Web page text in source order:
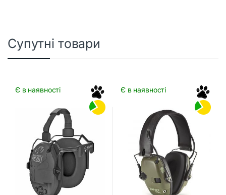
Супутні товари
Є в наявності Є в наявності